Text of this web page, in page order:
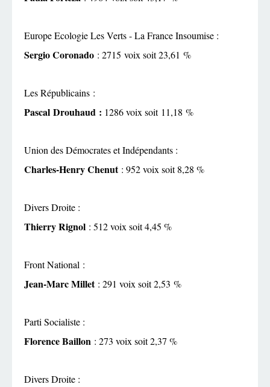
Europe Ecologie Les Verts - La France Insoumise :
Sergio Coronado : 2715 voix soit 23,61 %
Les Républicains :
Pascal Drouhaud : 1286 voix soit 11,18 %
Union des Démocrates et Indépendants :
Charles-Henry Chenut: 952 voix soit 8,28 %
Divers Droite :
Thierry Rignol : 512 voix soit 4,45 %
Front National :
Jean-Marc Millet: 291 voix soit 2,53 %
Parti Socialiste :
Florence Baillon : 273 voix soit 2,37 %
Divers Droite :